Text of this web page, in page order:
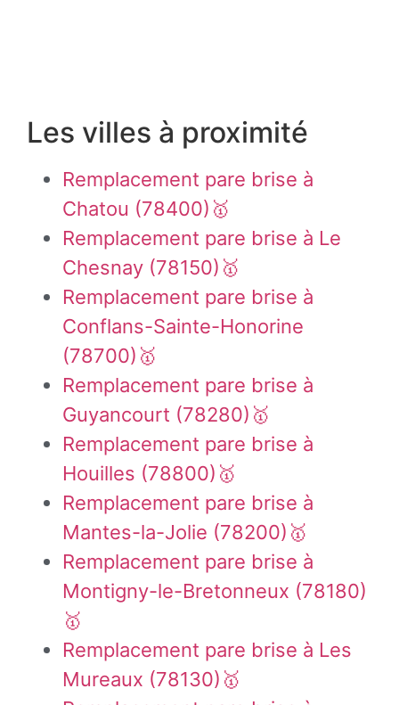
Les villes à proximité
Remplacement pare brise à
Chatou (78400)🥇
Remplacement pare brise à Le
Chesnay (78150)🥇
Remplacement pare brise à
Conflans-Sainte-Honorine
(78700)🥇
Remplacement pare brise à
Guyancourt (78280)🥇
Remplacement pare brise à
Houilles (78800)🥇
Remplacement pare brise à
Mantes-la-Jolie (78200)🥇
Remplacement pare brise à
Montigny-le-Bretonneux (78180)
🥇
Remplacement pare brise à Les
Mureaux (78130)🥇